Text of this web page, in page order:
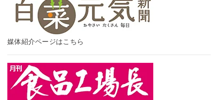
媒体紹介ページはこちら